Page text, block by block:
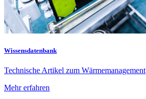
Wissensdatenbank
Technische Artikel zum Wärmemanagement
Mehr erfahren